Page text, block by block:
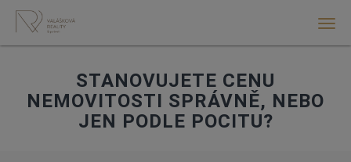
STANOVUJETE CENU
NEMOVITOSTI SPRÁVNĚ, NEBO
JEN PODLE POCITU?